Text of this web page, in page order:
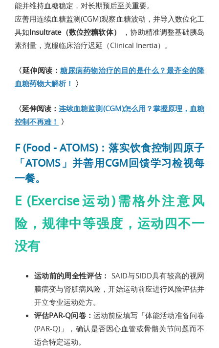
能并维持血糖稳定，对长期预后至关重要。
应善用连续血糖监测(CGM)观察血糖波动，并导入数位化工
具如Insultrate（数位控糖软体）
，协助精准调整基础胰岛
素剂量，克服临床治疗迟延（Clinical Inertia）。
〈延伸阅读：糖尿病药物治疗的目的是什么？最齐全的降
血糖药物大解析！ 〉
〈延伸阅读：连续血糖监测(CGM)怎么用？掌握原理，血糖
控制不再难！ 〉
F (Food - ATOMS)：落实饮食控制四原子
「ATOMS」并善用CGM回馈学习检视每
一餐。
E (Exercise运动)需格外注意风
险，规律中等强度，运动四不一
没有
运动前的周全性评估： SAID与SIDD具有较高的视网
膜病变与肾脏病风险，开始运动前应进行风险评估并
开立专业运动处方。
评估PAR-Q问卷： 运动前应填写「体能活动准备问卷
(PAR-Q)」，确认是否因心血管或骨骼关节问题而不
适合特定运动。